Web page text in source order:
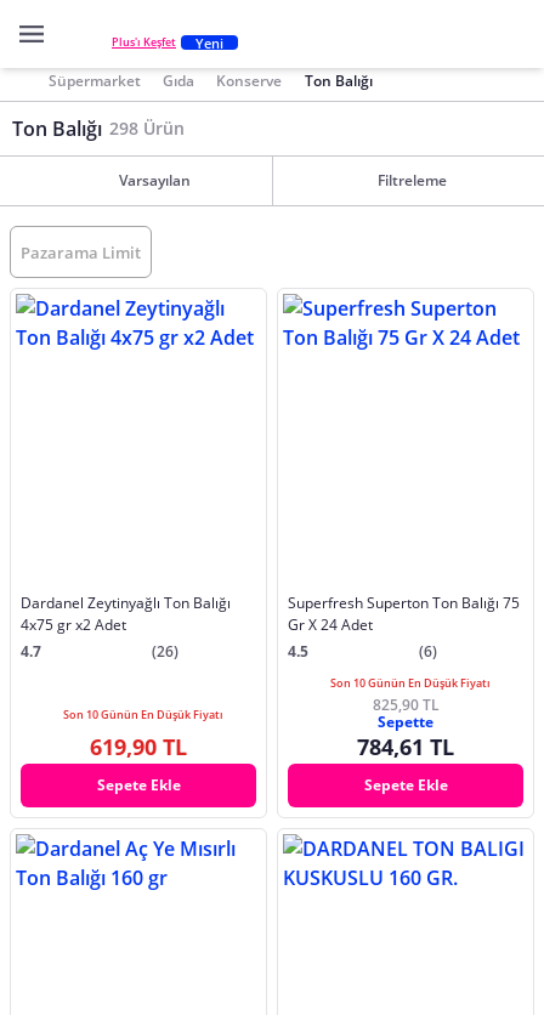
Plus'ı Keşfet Yeni
Süpermarket Gıda Konserve Ton Balığı
Ton Balığı 298 Ürün
Varsayılan Filtreleme
Pazarama Limit
Dardanel Zeytinyağlı Ton Balığı
4x75 gr x2 Adet
4.7
(26)
Son 10 Günün En Düşük Fiyatı
619,90 TL
Sepete Ekle
Superfresh Superton Ton Balığı 75
Gr X 24 Adet
4.5
(6)
Son 10 Günün En Düşük Fiyatı
825,90 TL
Sepette
784,61 TL
Sepete Ekle